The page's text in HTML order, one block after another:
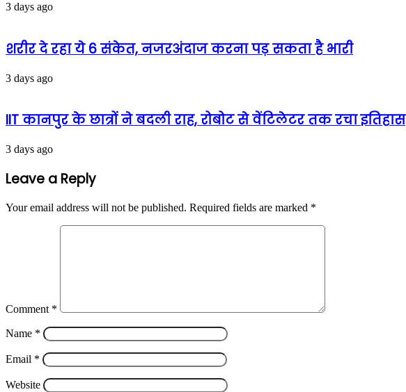
3 days ago
शरीर दे रहा ये 6 संकेत, नजरअंदाज करना पड़ सकता है भारी
3 days ago
IIT कानपुर के छात्रों ने बदली राह, रोबोट से वेंटिलेटर तक रचा इतिहास
3 days ago
Leave a Reply
Your email address will not be published. Required fields are marked *
Comment *
Name *
Email *
Website